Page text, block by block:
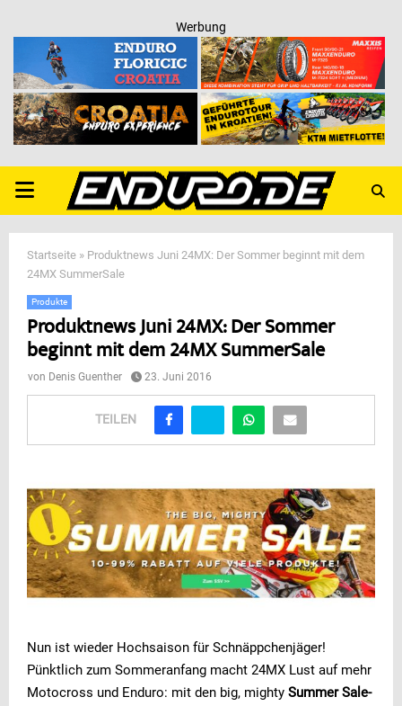
Werbung
PRIMARY
MENU
Startseite » Produktnews Juni 24MX: Der Sommer beginnt mit dem
24MX SummerSale
Produkte
Produktnews Juni 24MX: Der Sommer
beginnt mit dem 24MX SummerSale
von Denis Guenther 23. Juni 2016
TEILEN
Nun ist wieder Hochsaison für Schnäppchenjäger!
Pünktlich zum Sommeranfang macht 24MX Lust auf mehr
Motocross und Enduro: mit den big, mighty Summer Sale-